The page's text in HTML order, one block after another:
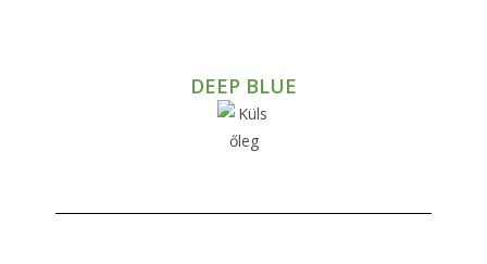
DEEP BLUE